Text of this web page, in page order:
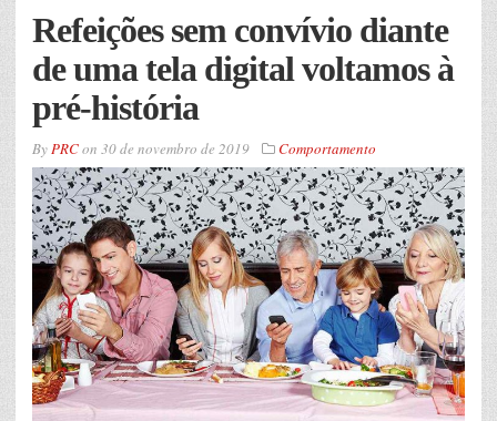
Refeições sem convívio diante
de uma tela digital voltamos à
pré-história
ByPRCon 30 de novembro de 2019 Comportamento